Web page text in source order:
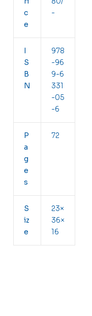
c
e
-
I
S
B
N
978
-96
9-6
331
-05
-6
P
a
g
e
s
72
S
iz
e
23×
36×
16